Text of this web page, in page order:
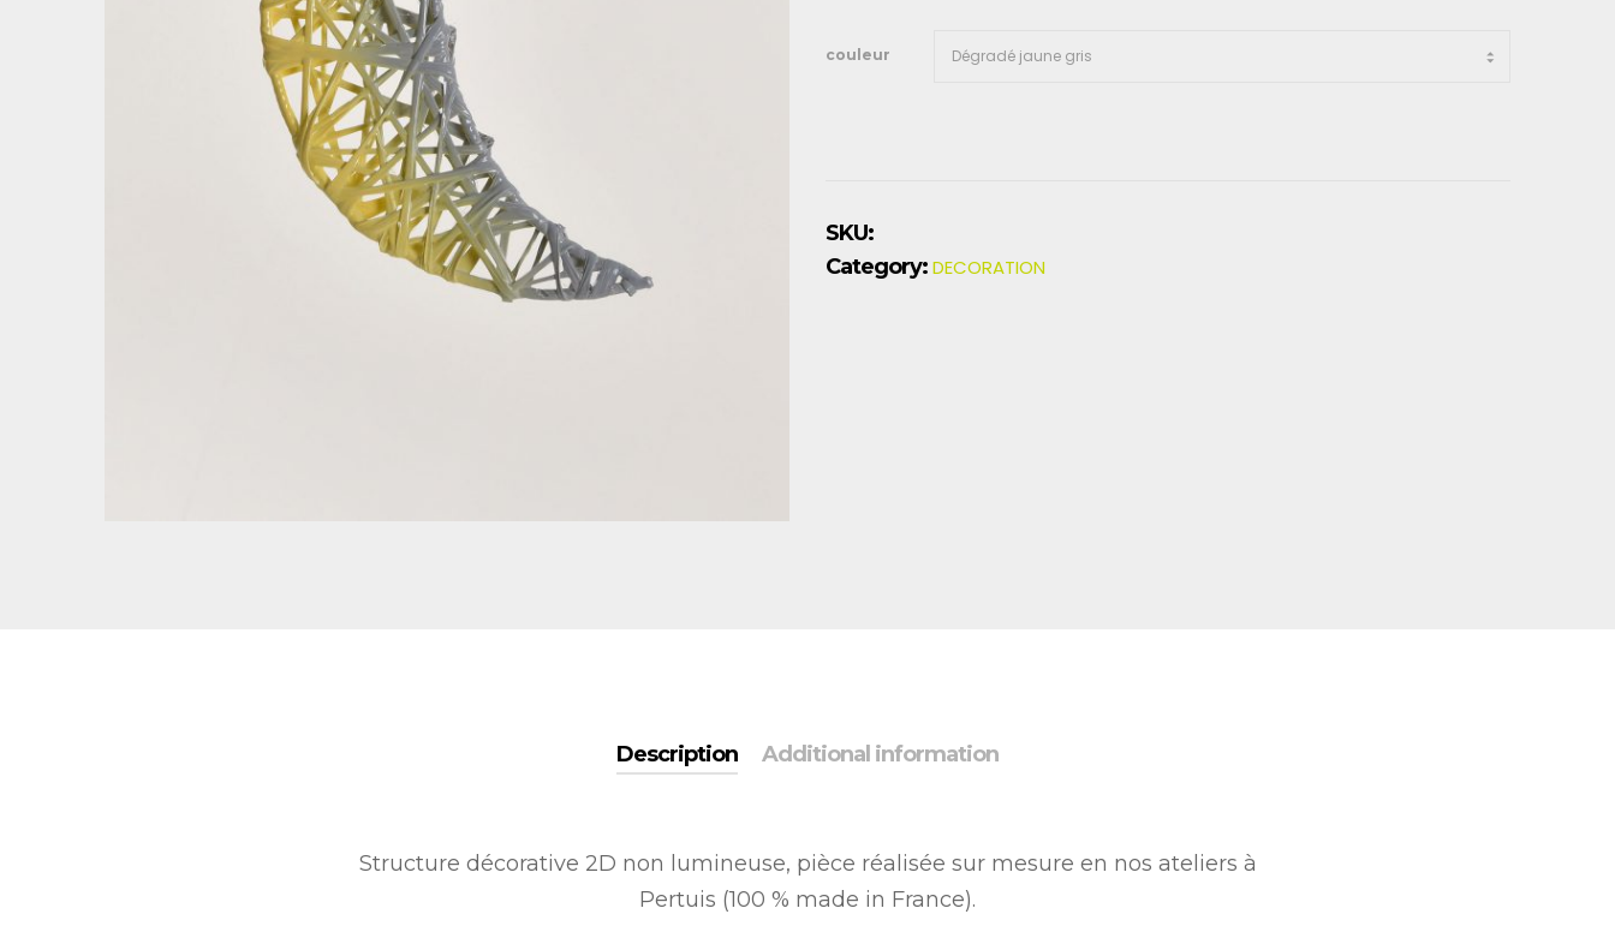
couleur
SKU:
Category:DECORATION
Description Additional information
Structure décorative 2D non lumineuse, pièce réalisée sur mesure en nos ateliers à
Pertuis (100 % made in France).